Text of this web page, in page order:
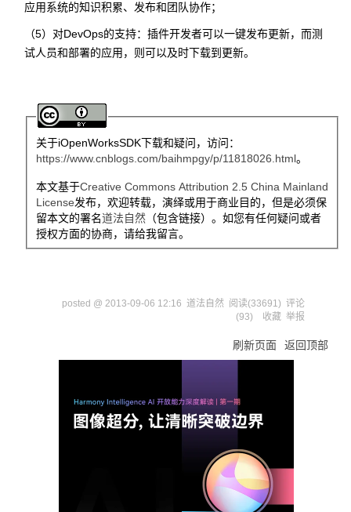
应用系统的知识积累、发布和团队协作；
（5）对DevOps的支持：插件开发者可以一键发布更新，而测
试人员和部署的应用，则可以及时下载到更新。
关于iOpenWorksSDK下载和疑问，访问：
https://www.cnblogs.com/baihmpgy/p/11818026.html。
本文基于Creative Commons Attribution 2.5 China Mainland
License发布，欢迎转载，演绎或用于商业目的，但是必须保
留本文的署名道法自然（包含链接）。如您有任何疑问或者
授权方面的协商，请给我留言。
posted @ 2013-09-06 12:16 道法自然 阅读(33691 ) 评论
(93) 收藏 举报
刷新页面 返回顶部